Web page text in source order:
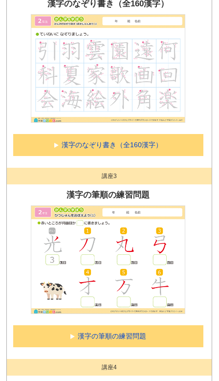
漢字のなぞり書き（全160漢字）
漢字のなぞり書き（全160漢字）
講座3
漢字の筆順の練習問題
漢字の筆順の練習問題
講座4